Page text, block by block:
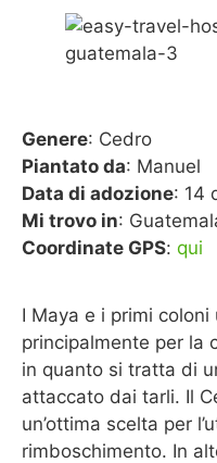
Genere: Cedro
Piantato da: Manuel
Data di adozione: 14
Mi trovo in:
Coordinate GPS: qui
I Maya e i primi
principalmente per la
in quanto si tratta di
attaccato dai tarli. Il
un’ottima scelta per
rimboschimento. In